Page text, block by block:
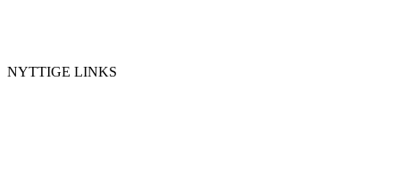
NYTTIGE LINKS